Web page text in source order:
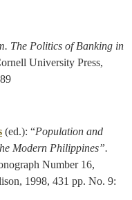
The Politics of Banking in
University Press,
(ed.): “Population and
Modern Philippines”.
Number 16,
1998, 431 pp. No. 9: